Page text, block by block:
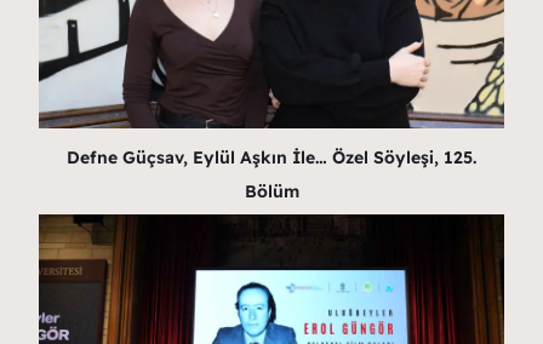
Defne Güçsav, Eylül Aşkın İle… Özel Söyleşi, 125.
Bölüm